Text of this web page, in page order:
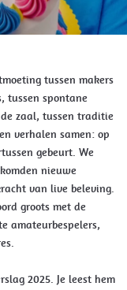
tussen makers
tussen spontane
zaal, tussen traditie
verhalen samen: op
gebeurt. We
nieuwe
van live beleving.
groots met de
amateurbespelers,
2025. Je leest hem